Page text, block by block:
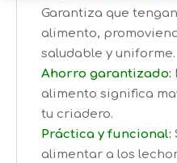
Garantiza que
alimento,
saludable y uniforme.
Ahorro garantizado:
alimento significa
tu criadero.
Práctica y funcional:
alimentar a los